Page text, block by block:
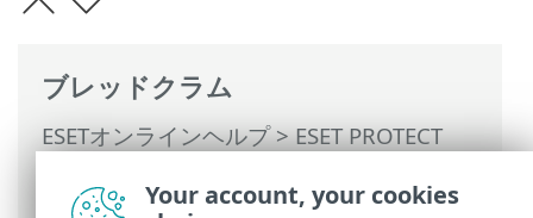
ブレッドクラム
ESETオンラインヘルプ>ESET PROTECT
ESET PROTECT On-Prem メインメニュー
Your account, your cookies